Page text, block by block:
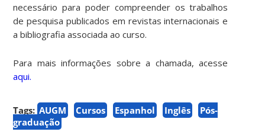
necessário para poder compreender os trabalhos
de pesquisa publicados em revistas internacionais e
a bibliografia associada ao curso.
Para mais informações sobre a chamada, acesse
aqui.
Tags: AUGM Cursos Espanhol Inglês
Pós-
graduação